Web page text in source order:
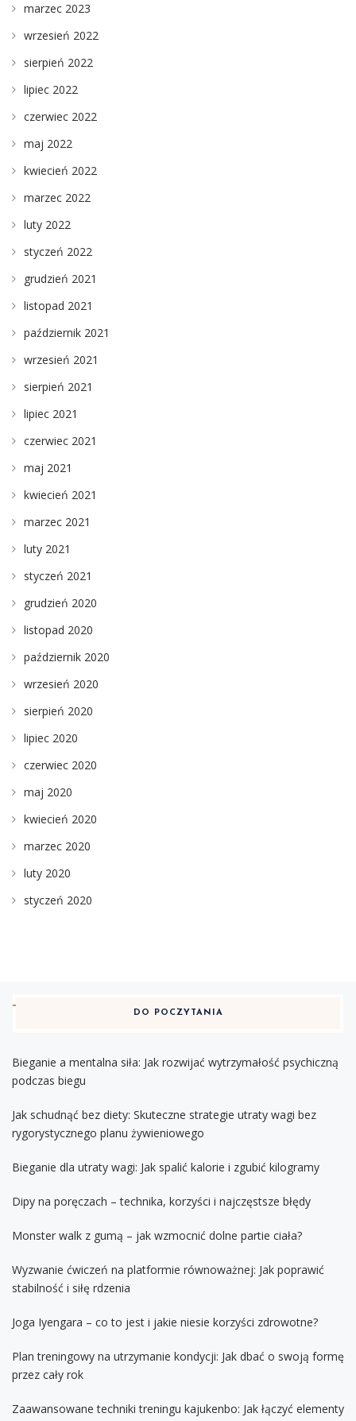
marzec 2023
wrzesień 2022
sierpień 2022
lipiec 2022
czerwiec 2022
maj 2022
kwiecień 2022
marzec 2022
luty 2022
styczeń 2022
grudzień 2021
listopad 2021
październik 2021
wrzesień 2021
sierpień 2021
lipiec 2021
czerwiec 2021
maj 2021
kwiecień 2021
marzec 2021
luty 2021
styczeń 2021
grudzień 2020
listopad 2020
październik 2020
wrzesień 2020
sierpień 2020
lipiec 2020
czerwiec 2020
maj 2020
kwiecień 2020
marzec 2020
luty 2020
styczeń 2020
DO POCZYTANIA
Bieganie a mentalna siła: Jak rozwijać wytrzymałość psychiczną
podczas biegu
Jak schudnąć bez diety: Skuteczne strategie utraty wagi bez
rygorystycznego planu żywieniowego
Bieganie dla utraty wagi: Jak spalić kalorie i zgubić kilogramy
Dipy na poręczach – technika, korzyści i najczęstsze błędy
Monster walk z gumą – jak wzmocnić dolne partie ciała?
Wyzwanie ćwiczeń na platformie równoważnej: Jak poprawić
stabilność i siłę rdzenia
Joga Iyengara – co to jest i jakie niesie korzyści zdrowotne?
Plan treningowy na utrzymanie kondycji: Jak dbać o swoją formę
przez cały rok
Zaawansowane techniki treningu kajukenbo: Jak łączyć elementy